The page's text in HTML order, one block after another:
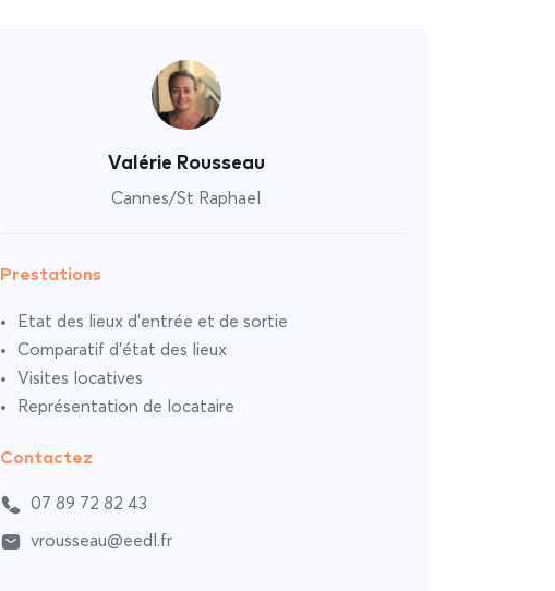
Valérie Rousseau
Cannes/St Raphael
Prestations
Etat des lieux d’entrée et de sortie
Comparatif d’état des lieux
Visites locatives
Représentation de locataire
Contactez
07 89 72 82 43
vrousseau@eedl.fr